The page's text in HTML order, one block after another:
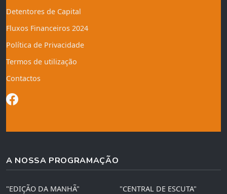
Detentores de Capital
Fluxos Financeiros 2024
Política de Privacidade
Termos de utilização
Contactos
A NOSSA PROGRAMAÇÃO
"EDIÇÃO DA MANHÃ" "CENTRAL DE ESCUTA"